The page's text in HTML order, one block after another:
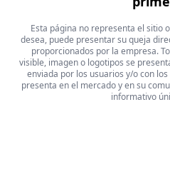
Esta página no representa el sitio
desea, puede presentar su queja
proporcionados por la empresa.
visible, imagen o logotipos se
enviada por los usuarios y/o con
presenta en el mercado y en su
informativo